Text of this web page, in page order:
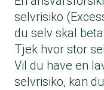
selvrisiko
du selv skal
Tjek hvor stor
Vil du have en
selvrisiko, kan